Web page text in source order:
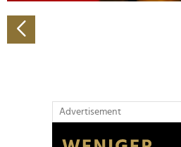
gesammelt haben.
Advertisement